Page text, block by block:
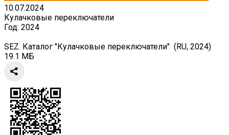
10.07.2024
Кулачковые переключатели
Год: 2024
SEZ. Каталог "Кулачковые переключатели" (RU, 2024)
19.1 МБ